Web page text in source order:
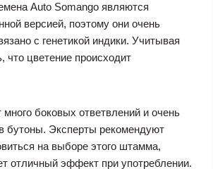
Auto Somango являются
версией, поэтому они очень
с генетикой индики. Учитывая
что цветение происходит
боковых ответвлений и очень
бутоны. Эксперты рекомендуют
на выборе этого штамма,
отличный эффект при употреблении.